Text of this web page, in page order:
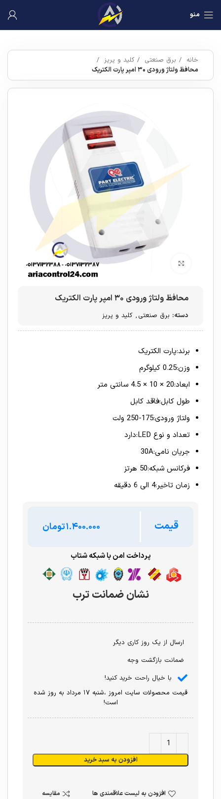
منو
خانه برق صنعتی
کلید و پریز
محافظ ولتاژ ورودی ۳۰ امپر پارت الکتریک
برای بزرگنمایی کلیک کنید
محافظ ولتاژ ورودی ۳۰ امپر پارت الکتریک
دسته: برق صنعتی , کلید و پریز
برند:پارت الکتریک
وزن:0.25 کیلوگرم
ابعاد:20 × 10 × 4.5 سانتی متر
طول کابل:فاقد کابل
ولتاژ ورودی:175-250 ولت
تعداد و نوع LED:دارد
جریان نامی:30A
فرکانس شبکه:50 هرتز
زمان تاخیر:4 الی 6 دقیقه
قیمت تومان
پرداخت امن با شبکه شتاب
نشان ضمانت ترب
ارسال از یک روز کاری دیگر
ضمانت بازگشت وجه
با خیال راحت خرید کنید!
قیمت محصولات سایت امروز ،شنبه ۱۷ مرداد به روز شده
است!
افزودن به سبد خرید
افزودن به لیست علاقمندی ها مقایسه